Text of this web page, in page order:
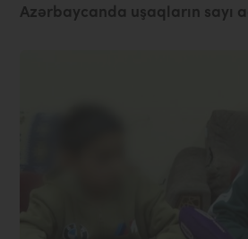
Azərbaycanda uşaqların sayı